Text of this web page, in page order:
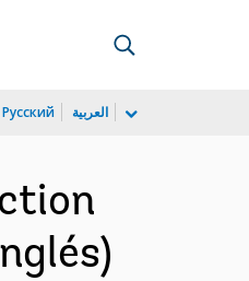
Русский العربية